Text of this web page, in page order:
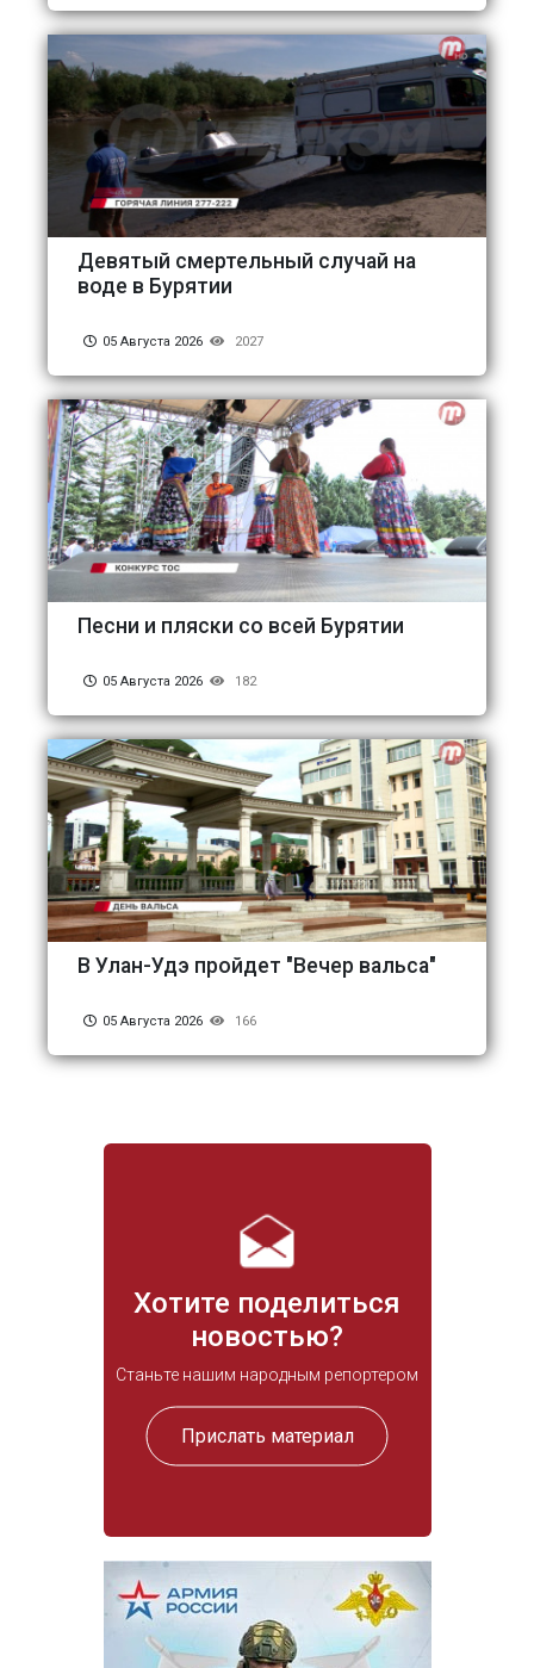
Хотите поделиться
новостью?
Станьте нашим народным репортером
Прислать материал
Девятый смертельный случай на
воде в Бурятии
05 Августа 2026 2027
Песни и пляски со всей Бурятии
05 Августа 2026 182
В Улан-Удэ пройдет "Вечер вальса"
05 Августа 2026 166